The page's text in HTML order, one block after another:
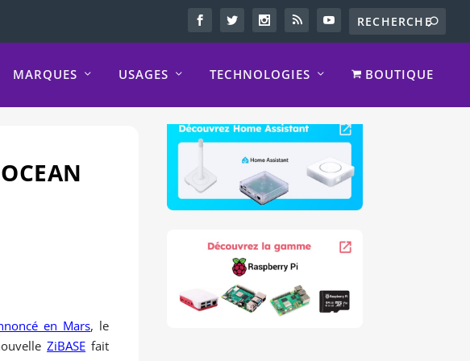
MARQUES USAGES TECHNOLOGIES BOUTIQUE
en Mars, le
ZiBASE fait